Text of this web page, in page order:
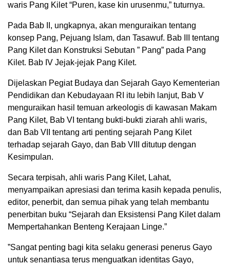
waris Pang Kilet “Puren, kase kin urusenmu,” tuturnya.
Pada Bab II, ungkapnya, akan menguraikan tentang
konsep Pang, Pejuang Islam, dan Tasawuf. Bab III tentang
Pang Kilet dan Konstruksi Sebutan ” Pang” pada Pang
Kilet. Bab IV Jejak-jejak Pang Kilet.
Dijelaskan Pegiat Budaya dan Sejarah Gayo Kementerian
Pendidikan dan Kebudayaan RI itu lebih lanjut, Bab V
menguraikan hasil temuan arkeologis di kawasan Makam
Pang Kilet, Bab VI tentang bukti-bukti ziarah ahli waris,
dan Bab VII tentang arti penting sejarah Pang Kilet
terhadap sejarah Gayo, dan Bab VIII ditutup dengan
Kesimpulan.
Secara terpisah, ahli waris Pang Kilet, Lahat,
menyampaikan apresiasi dan terima kasih kepada penulis,
editor, penerbit, dan semua pihak yang telah membantu
penerbitan buku “Sejarah dan Eksistensi Pang Kilet dalam
Mempertahankan Benteng Kerajaan Linge.”
”Sangat penting bagi kita selaku generasi penerus Gayo
untuk senantiasa terus menguatkan identitas Gayo,